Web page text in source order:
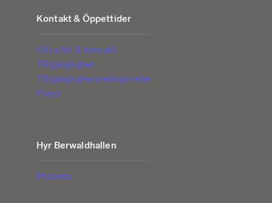
Kontakt & Öppettider
Hitta hit & kontakt
Tillgänglighet
Tillgänglighetsredogörelse
Press
Hyr Berwaldhallen
Prislista